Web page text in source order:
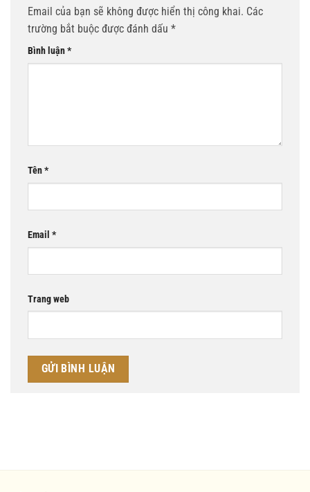
Email của bạn sẽ không được hiển thị công khai. Các
trường bắt buộc được đánh dấu *
Bình luận*
Tên*
Email *
Trang web